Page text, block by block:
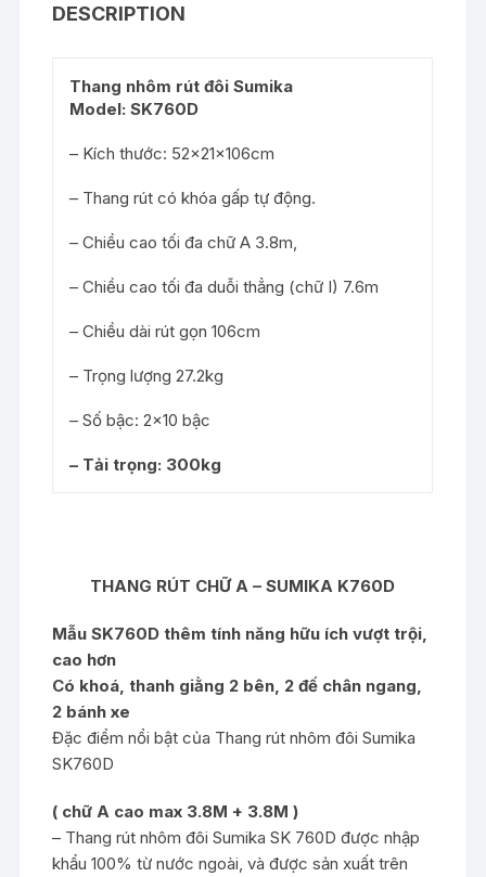
DESCRIPTION
Thang nhôm rút đôi Sumika
Model: SK760D
– Kích thước: 52x21x106cm
– Thang rút có khóa gấp tự động.
– Chiều cao tối đa chữ A 3.8m,
– Chiều cao tối đa duỗi thẳng (chữ I) 7.6m
– Chiều dài rút gọn 106cm
– Trọng lượng 27.2kg
– Số bậc: 2×10 bậc
– Tải trọng: 300kg
THANG RÚT CHỮ A – SUMIKA K760D
Mẫu SK760D thêm tính năng hữu ích vượt trội,
cao hơn
Có khoá, thanh giằng 2 bên, 2 đế chân ngang,
2 bánh xe
Đặc điểm nổi bật của Thang rút nhôm đôi Sumika
SK760D
( chữ A cao max 3.8M + 3.8M )
– Thang rút nhôm đôi Sumika SK 760D được nhập
khẩu 100% từ nước ngoài, và được sản xuất trên